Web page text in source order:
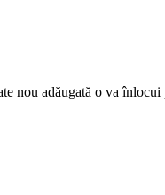
nou adăugată o va